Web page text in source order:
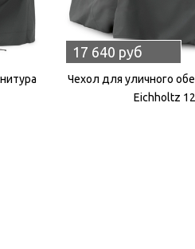
17 640 руб
Чехол для уличного
Eichholtz